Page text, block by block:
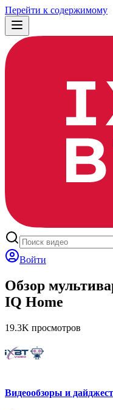
Перейти к содержимому
Войти
Обзор
IQ Home
19.3K просмотров
Видеообзоры и